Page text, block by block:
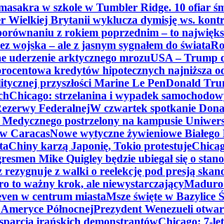
w szkole w Tumbler Ridge. 10 ofiar
Wielkiej Brytanii wyklucza dymisję ws.
z rokiem poprzednim – to
wojska – ale z jasnym sygnałem do świata
uderzenie arktycznego mrozuUSA – Trump
kredytów hipotecznych najniższa
przyszłości Marine Le PenDonald
Chicago: strzelanina i wypadek
FederalnejW czwartek spotkanie
postrzelony na kampusie
CaracasNowe wytyczne żywieniowe Białego
Chiny karzą Japonię, Tokio protestuje
Mike Quigley będzie ubiegał się o
z walki o reelekcję pod presją
to ważny krok, ale niewystarczającyMaduro
w centrum miastaMsze święte w Bazylice
PółnocnejPrezydent Wenezueli
irańskich demonstrantówChicago: 7-